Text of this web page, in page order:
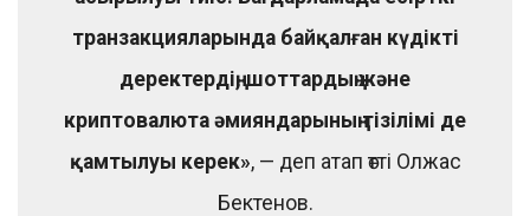
транзакцияларында байқалған күдікті
деректердің, шоттардың және
криптовалюта әмияндарының тізілімі де
қамтылуы керек», — деп атап өтті Олжас
Бектенов.